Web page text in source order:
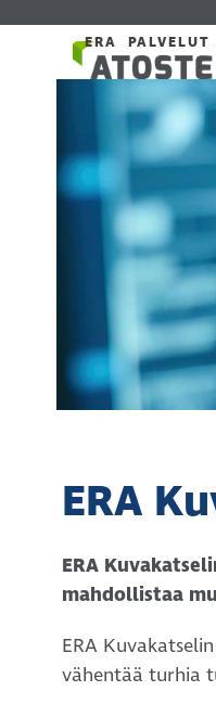
content
ERA
ERA
ERA
mahdollistaa
ERA
vähentää turhia